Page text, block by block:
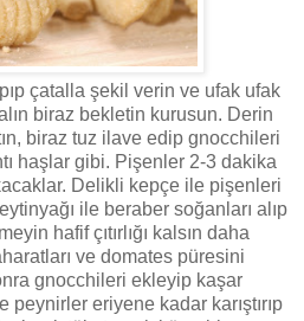
çatalla şekil verin ve ufak ufak
biraz bekletin kurusun. Derin
biraz tuz ilave edip gnocchileri
haşlar gibi. Pişenler 2-3 dakika
Delikli kepçe ile pişenleri
ile beraber soğanları alıp
hafif çıtırlığı kalsın daha
ve domates püresini
gnocchileri ekleyip kaşar
peynirler eriyene kadar karıştırıp